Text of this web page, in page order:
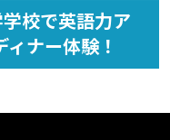
校で英語力ア
ナー体験！